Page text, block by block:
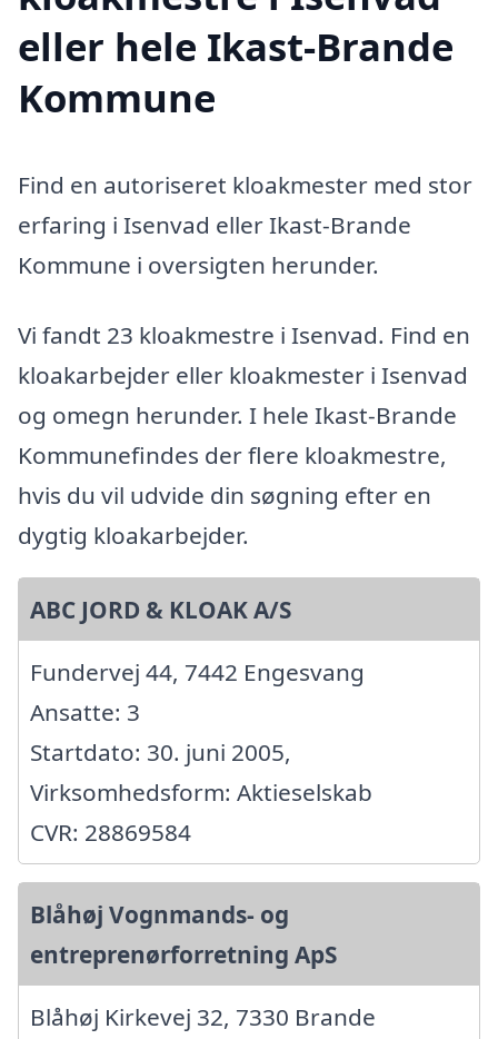
eller hele Ikast-Brande
Kommune
Find en autoriseret kloakmester med stor
erfaring i Isenvad eller Ikast-Brande
Kommune i oversigten herunder.
Vi fandt 23 kloakmestre i Isenvad. Find en
kloakarbejder eller kloakmester i Isenvad
og omegn herunder. I hele Ikast-Brande
Kommunefindes der flere kloakmestre,
hvis du vil udvide din søgning efter en
dygtig kloakarbejder.
ABC JORD & KLOAK A/S
Fundervej 44, 7442 Engesvang
Ansatte: 3
Startdato: 30. juni 2005,
Virksomhedsform: Aktieselskab
CVR: 28869584
Blåhøj Vognmands- og
entreprenørforretning ApS
Blåhøj Kirkevej 32, 7330 Brande